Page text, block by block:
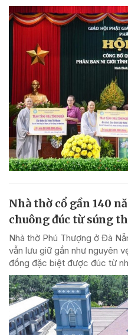
Nhà thờ cổ gần 140
chuông đúc từ súng
Nhà thờ Phú Thượng ở Đà
vẫn lưu giữ gần như nguyên
đồng đặc biệt được đúc từ